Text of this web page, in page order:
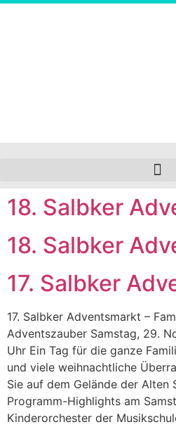
18. Salbker
18. Salbker
17. Salbker
17. Salbker Adventsmarkt –
Adventszauber Samstag, 29.
Uhr Ein Tag für die ganze
und viele weihnachtliche
Sie auf dem Gelände der Alten
Programm-Highlights am
Kinderorchester der